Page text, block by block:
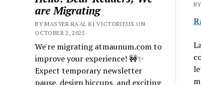
are Migrating
BY MASTER RA'AL KI VICTORIEUX ON
OCTOBER 2, 2025
We're migrating atmaunum.com to
improve your experience! 🚧✨
Expect temporary newsletter
pause, design hiccups, and exciting